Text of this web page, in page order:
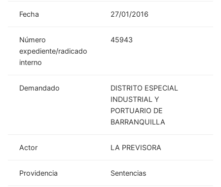
Fecha 27/01/2016
Número
expediente/radicado
interno
45943
Demandado
DISTRITO ESPECIAL
INDUSTRIAL Y
PORTUARIO DE
BARRANQUILLA
Actor LA PREVISORA
Providencia Sentencias